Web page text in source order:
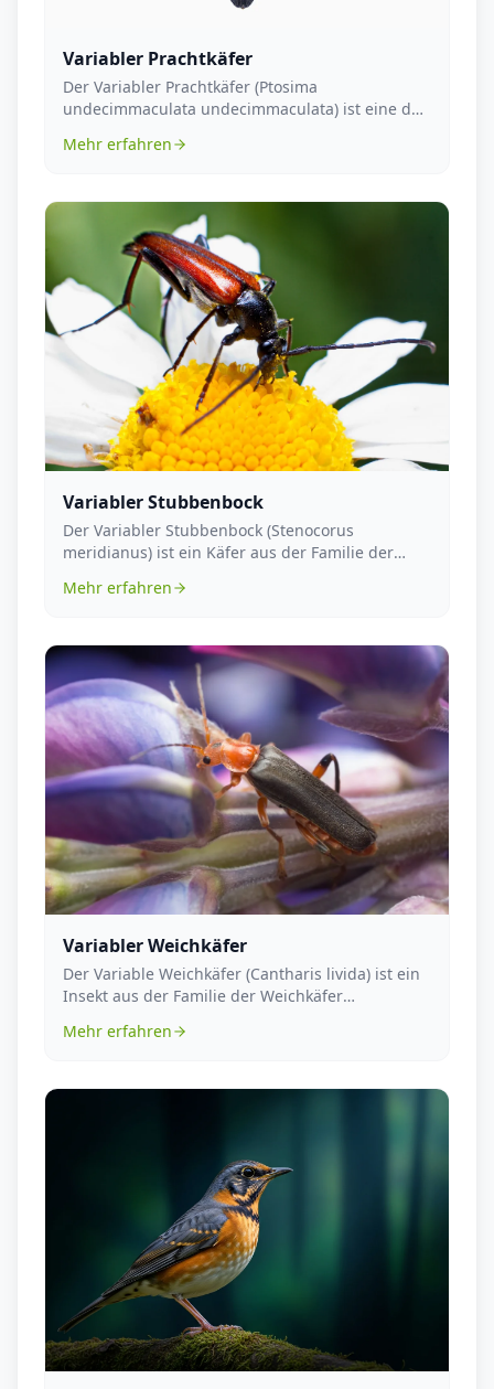
Variabler Prachtkäfer
Der Variabler Prachtkäfer (Ptosima
undecimmaculata undecimmaculata) ist eine der
Mehr erfahren
Variabler Stubbenbock
Der Variabler Stubbenbock (Stenocorus
meridianus) ist ein Käfer aus der Familie der
Mehr erfahren
Variabler Weichkäfer
Der Variable Weichkäfer (Cantharis livida) ist ein
Insekt aus der Familie der Weichkäfer
Mehr erfahren